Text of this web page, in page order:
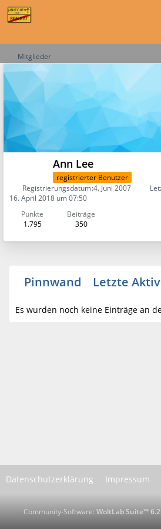
Mitglieder
Ann Lee
registrierter Benutzer
Punkte
1.795
Beiträge
350
Registrierungsdatum 4. Juni 2007
16. April 2018 um 07:50
Pinnwand Letzte
Es wurden noch keine Einträge an
Datenschutzerklärung Impressum
Community-Software: WoltLab Suite™